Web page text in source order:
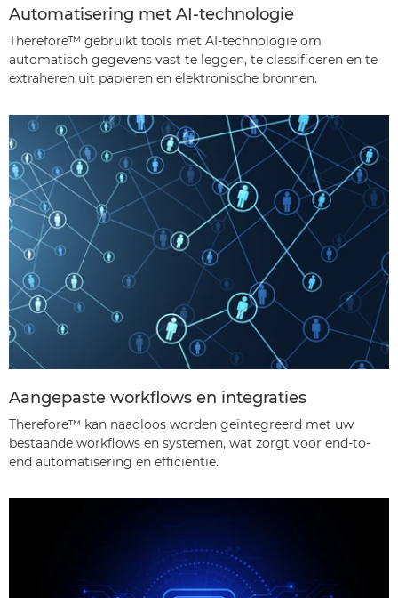
Automatisering met AI-technologie
Therefore™ gebruikt tools met AI-technologie om
automatisch gegevens vast te leggen, te classificeren en te
extraheren uit papieren en elektronische bronnen.
Aangepaste workflows en integraties
Therefore™ kan naadloos worden geïntegreerd met uw
bestaande workflows en systemen, wat zorgt voor end-to-
end automatisering en efficiëntie.